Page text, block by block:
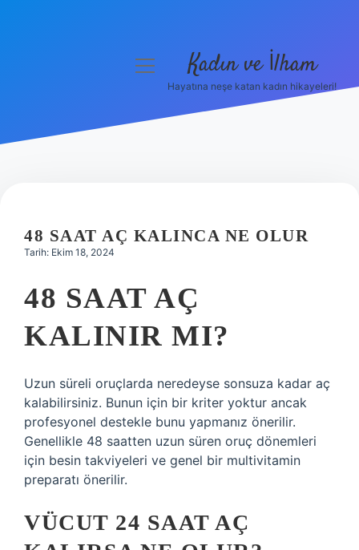
Hakkımızda
menüyü
Kadın ve İlham
Hayatına neşe katan kadın hikayeleri!
48 SAAT AÇ KALINCA NE OLUR
Tarih: Ekim 18, 2024
48 SAAT AÇ
KALINIR MI?
Uzun süreli oruçlarda neredeyse sonsuza kadar aç
kalabilirsiniz. Bunun için bir kriter yoktur ancak
profesyonel destekle bunu yapmanız önerilir.
Genellikle 48 saatten uzun süren oruç dönemleri
için besin takviyeleri ve genel bir multivitamin
preparatı önerilir.
VÜCUT 24 SAAT AÇ